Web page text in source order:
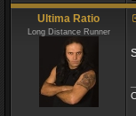
Ultima Ratio
Long Distance Runner